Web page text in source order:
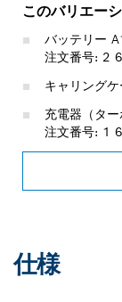
このバリエー
バッテリー
注文番号: 2
キャリングケ
充電器（タ
注文番号: 1
仕様